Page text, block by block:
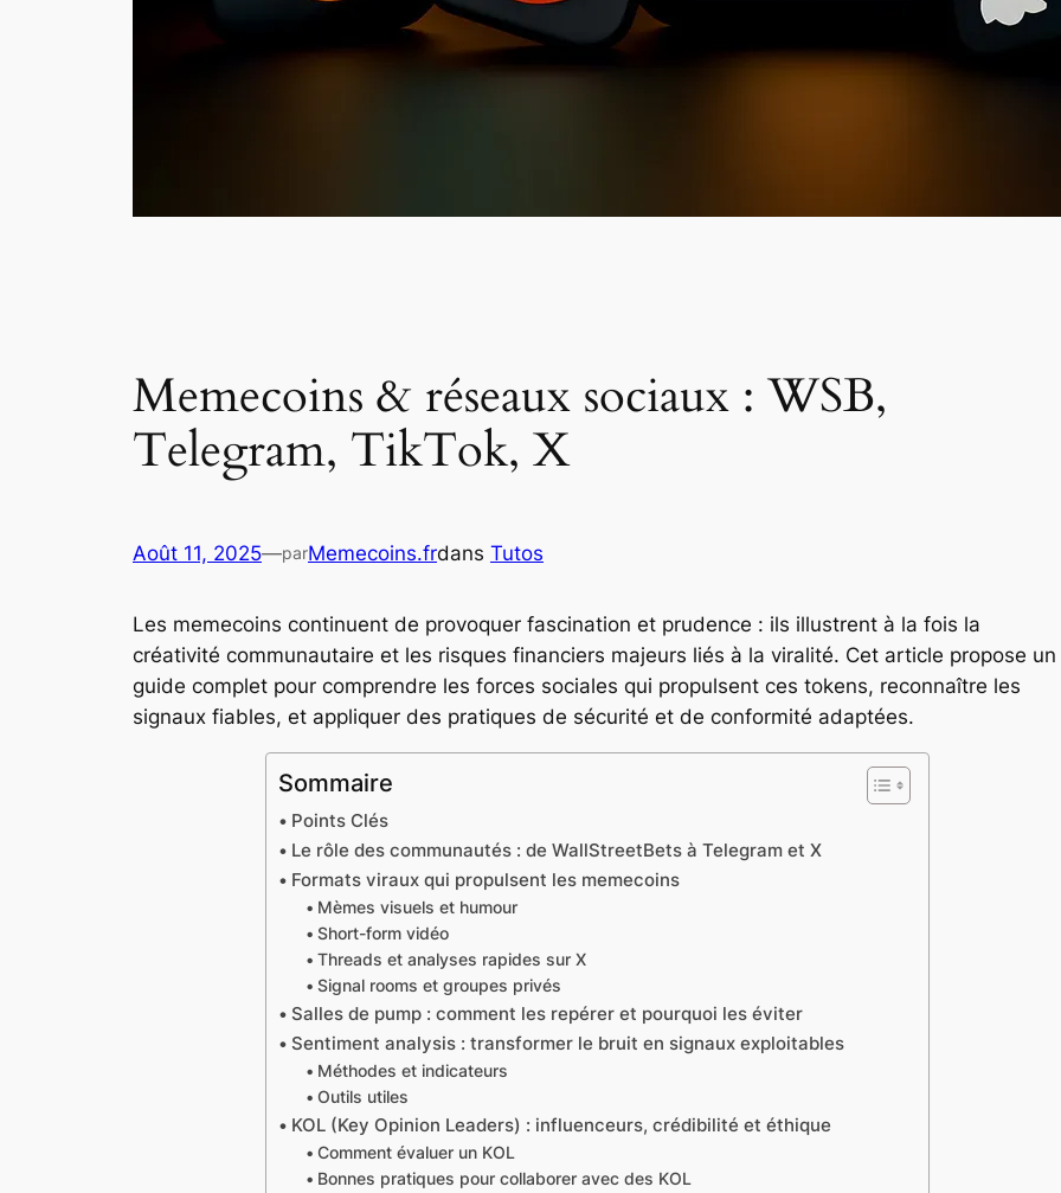
Memecoins & réseaux sociaux : WSB,
Telegram, TikTok, X
Août 11, 2025—parMemecoins.frdans Tutos
Les memecoins continuent de provoquer fascination et prudence : ils illustrent à la fois la
créativité communautaire et les risques financiers majeurs liés à la viralité. Cet article propose un
guide complet pour comprendre les forces sociales qui propulsent ces tokens, reconnaître les
signaux fiables, et appliquer des pratiques de sécurité et de conformité adaptées.
Sommaire
Points Clés
Le rôle des communautés : de WallStreetBets à Telegram et X
Formats viraux qui propulsent les memecoins
Mèmes visuels et humour
Short-form vidéo
Threads et analyses rapides sur X
Signal rooms et groupes privés
Salles de pump : comment les repérer et pourquoi les éviter
Sentiment analysis : transformer le bruit en signaux exploitables
Méthodes et indicateurs
Outils utiles
KOL (Key Opinion Leaders) : influenceurs, crédibilité et éthique
Comment évaluer un KOL
Bonnes pratiques pour collaborer avec des KOL